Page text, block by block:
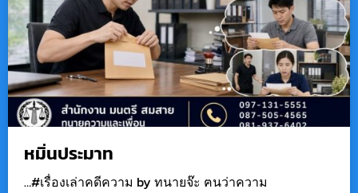
หมิ่นประมาท
…#เรื่องเล่าคดีความ by ทนายจ๊ะ ฅนว่าความ